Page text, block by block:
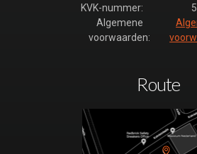
KVK-nummer:
Algemene
voorwaarden:
Route